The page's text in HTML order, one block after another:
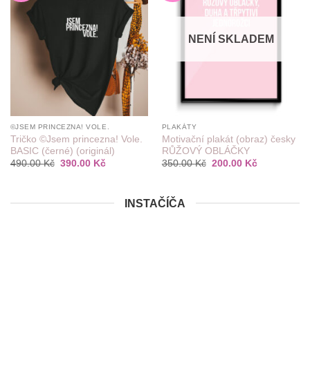
přání
©JSEM PRINCEZNA! VOLE.
Tričko ©Jsem princezna! Vole.
BASIC (černé) (originál)
490.00Kč Původní
390.00 KčAktuální
NENÍ SKLADEM
PLAKÁTY
Motivační plakát (obraz) česky
RŮŽOVÝ OBLÁČKY
350.00Kč Původní
200.00 KčAktuální
INSTAČÍČA